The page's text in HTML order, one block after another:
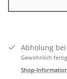
Abholung bei
Gewöhnlich
Shop-